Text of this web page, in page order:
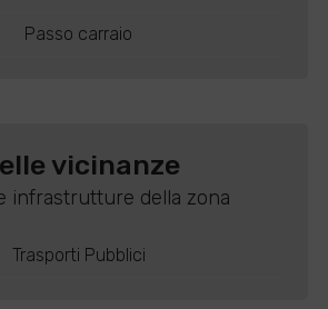
Passo carraio
vicinanze
infrastrutture della zona
Trasporti Pubblici